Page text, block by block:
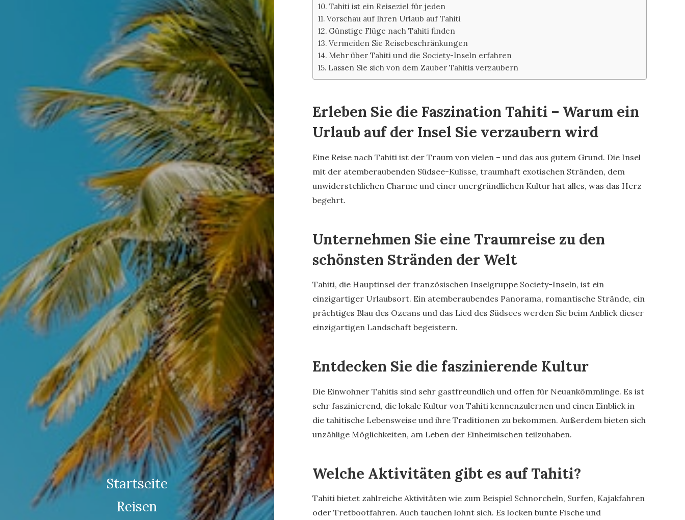
Startseite
Reisen
Tahiti ist ein Reiseziel für jeden
Vorschau auf Ihren Urlaub auf Tahiti
Günstige Flüge nach Tahiti finden
Vermeiden Sie Reisebeschränkungen
Mehr über Tahiti und die Society-Inseln erfahren
Lassen Sie sich von dem Zauber Tahitis verzaubern
Erleben Sie die Faszination Tahiti – Warum ein
Urlaub auf der Insel Sie verzaubern wird
Eine Reise nach Tahiti ist der Traum von vielen – und das aus gutem Grund. Die Insel
mit der atemberaubenden Südsee-Kulisse, traumhaft exotischen Stränden, dem
unwiderstehlichen Charme und einer unergründlichen Kultur hat alles, was das Herz
begehrt.
Unternehmen Sie eine Traumreise zu den
schönsten Stränden der Welt
Tahiti, die Hauptinsel der französischen Inselgruppe Society-Inseln, ist ein
einzigartiger Urlaubsort. Ein atemberaubendes Panorama, romantische Strände, ein
prächtiges Blau des Ozeans und das Lied des Südsees werden Sie beim Anblick dieser
einzigartigen Landschaft begeistern.
Entdecken Sie die faszinierende Kultur
Die Einwohner Tahitis sind sehr gastfreundlich und offen für Neuankömmlinge. Es ist
sehr faszinierend, die lokale Kultur von Tahiti kennenzulernen und einen Einblick in
die tahitische Lebensweise und ihre Traditionen zu bekommen. Außerdem bieten sich
unzählige Möglichkeiten, am Leben der Einheimischen teilzuhaben.
Welche Aktivitäten gibt es auf Tahiti?
Tahiti bietet zahlreiche Aktivitäten wie zum Beispiel Schnorcheln, Surfen, Kajakfahren
oder Tretbootfahren. Auch tauchen lohnt sich. Es locken bunte Fische und